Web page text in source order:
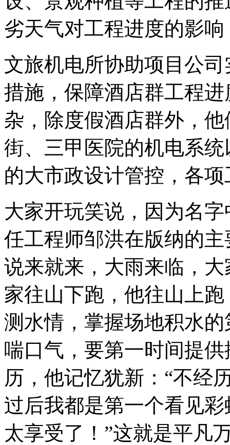
劣天气对工程进度的影
文旅机电所协助项目公
措施，保障酒店群工程
杂，除度假酒店群外，
街、三甲医院的机电系
的大市政设计管控，各
大家开玩笑说，因为名字
任工程师邹洪在版纳的
说来就来，大雨来临，
家往山下跑，他往山上
测水情，掌握场地积水
喘口气，要第一时间提
历，他记忆犹新： “不经
过后我都是第一个看见
太享受了！ ”这就是平凡